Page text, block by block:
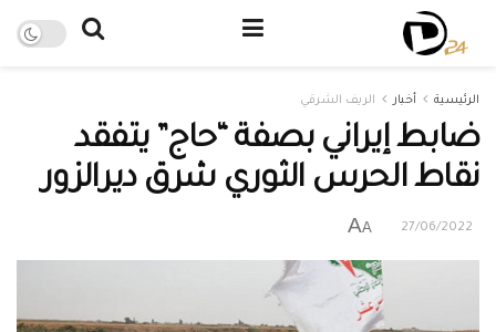
الرئيسية أخبار الريف الشرقي
ضابط إيراني بصفة “حاج” يتفقد
نقاط الحرس الثوري شرق ديرالزور
27/06/2022
A
A